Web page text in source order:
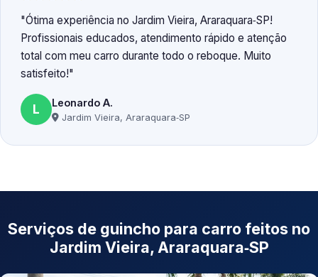
Ótima experiência no Jardim Vieira, Araraquara‑SP!
Profissionais educados, atendimento rápido e atenção
total com meu carro durante todo o reboque. Muito
satisfeito!
L Leonardo A.
Jardim Vieira, Araraquara‑SP
Serviços de guincho para carro feitos no
Jardim Vieira, Araraquara‑SP